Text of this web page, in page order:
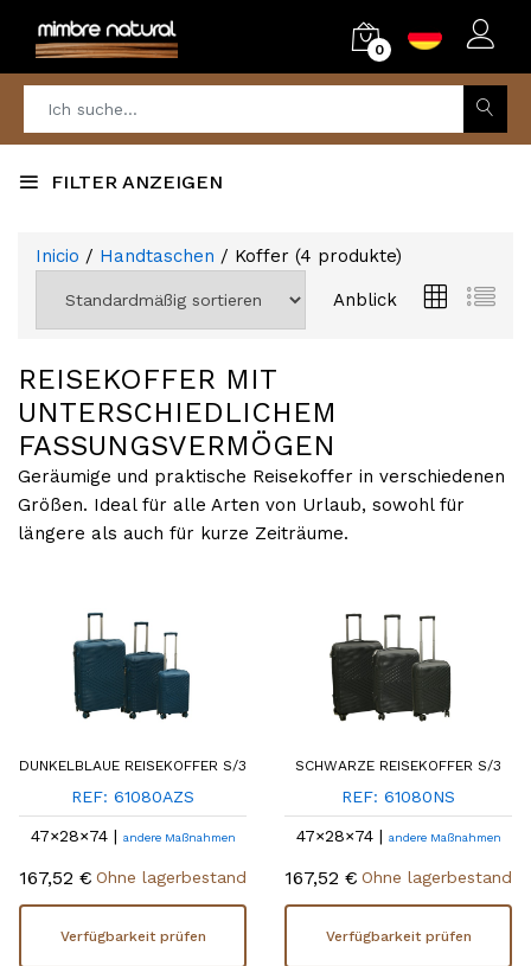
0
FILTER ANZEIGEN
Inicio / Handtaschen / Koffer (4 produkte)
Anblick
REISEKOFFER MIT
UNTERSCHIEDLICHEM
FASSUNGSVERMÖGEN
Geräumige und praktische Reisekoffer in verschiedenen
Größen. Ideal für alle Arten von Urlaub, sowohl für
längere als auch für kurze Zeiträume.
DUNKELBLAUE REISEKOFFER S/3
REF: 61080AZS
47×28×74 | andere Maßnahmen
167,52 € Ohne lagerbestand
Verfügbarkeit prüfen
SCHWARZE REISEKOFFER S/3
REF: 61080NS
47×28×74 | andere Maßnahmen
167,52 € Ohne lagerbestand
Verfügbarkeit prüfen